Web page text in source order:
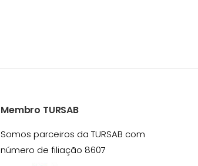
Membro TURSAB
Somos parceiros da TURSAB com
número de filiação 8607